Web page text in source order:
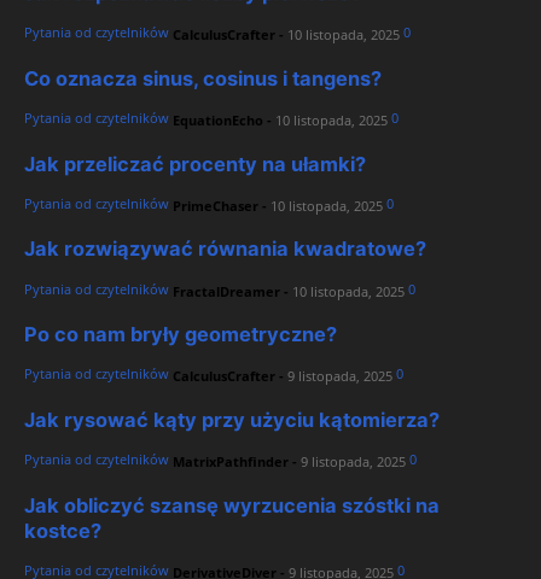
Pytania od czytelników CalculusCrafter - 10 listopada, 2025 0
Co oznacza sinus, cosinus i tangens?
Pytania od czytelników EquationEcho - 10 listopada, 2025 0
Jak przeliczać procenty na ułamki?
Pytania od czytelników PrimeChaser - 10 listopada, 2025 0
Jak rozwiązywać równania kwadratowe?
Pytania od czytelników FractalDreamer - 10 listopada, 2025 0
Po co nam bryły geometryczne?
Pytania od czytelników CalculusCrafter - 9 listopada, 2025 0
Jak rysować kąty przy użyciu kątomierza?
Pytania od czytelników MatrixPathfinder - 9 listopada, 2025 0
Jak obliczyć szansę wyrzucenia szóstki na
kostce?
Pytania od czytelników DerivativeDiver - 9 listopada, 2025 0